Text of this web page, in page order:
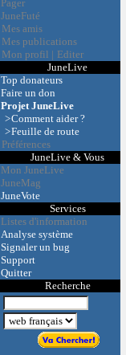
Pager
JuneFuté
Mes amis
Mes publications
Mon profil | Editer
JuneLive
Top donateurs
Faire un don
Projet JuneLive
>Comment aider ?
>Feuille de route
Préférences
JuneLive & Vous
Mon JuneLive
JuneMag
JuneVote
Services
Listes d'information
Analyse système
Signaler un bug
Support
Quitter
Recherche